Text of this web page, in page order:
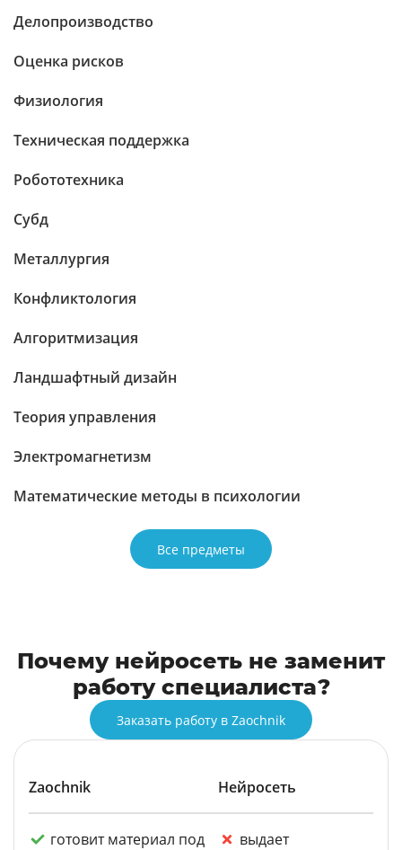
Делопроизводство
Оценка рисков
Физиология
Техническая поддержка
Робототехника
Субд
Металлургия
Конфликтология
Алгоритмизация
Ландшафтный дизайн
Теория управления
Электромагнетизм
Математические методы в психологии
Все предметы
Почему нейросеть не заменит
работу специалиста?
Заказать работу в Zaochnik
Zaochnik Нейросеть
готовит материал под
выдает